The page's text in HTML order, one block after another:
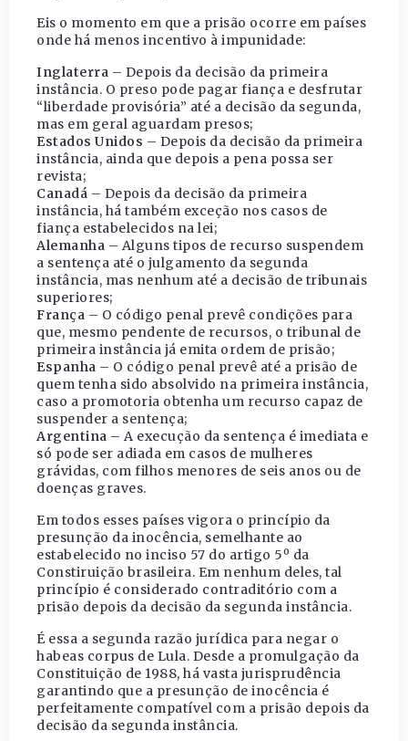
Eis o momento em que a prisão ocorre em países
onde há menos incentivo à impunidade:
Inglaterra – Depois da decisão da primeira
instância. O preso pode pagar fiança e desfrutar
“liberdade provisória” até a decisão da segunda,
mas em geral aguardam presos;
Estados Unidos – Depois da decisão da primeira
instância, ainda que depois a pena possa ser
revista;
Canadá – Depois da decisão da primeira
instância, há também exceção nos casos de
fiança estabelecidos na lei;
Alemanha – Alguns tipos de recurso suspendem
a sentença até o julgamento da segunda
instância, mas nenhum até a decisão de tribunais
superiores;
França – O código penal prevê condições para
que, mesmo pendente de recursos, o tribunal de
primeira instância já emita ordem de prisão;
Espanha – O código penal prevê até a prisão de
quem tenha sido absolvido na primeira instância,
caso a promotoria obtenha um recurso capaz de
suspender a sentença;
Argentina – A execução da sentença é imediata e
só pode ser adiada em casos de mulheres
grávidas, com filhos menores de seis anos ou de
doenças graves.
Em todos esses países vigora o princípio da
presunção da inocência, semelhante ao
estabelecido no inciso 57 do artigo 5º da
Constiruição brasileira. Em nenhum deles, tal
princípio é considerado contraditório com a
prisão depois da decisão da segunda instância.
É essa a segunda razão jurídica para negar o
habeas corpus de Lula. Desde a promulgação da
Constituição de 1988, há vasta jurisprudência
garantindo que a presunção de inocência é
perfeitamente compatível com a prisão depois da
decisão da segunda instância.